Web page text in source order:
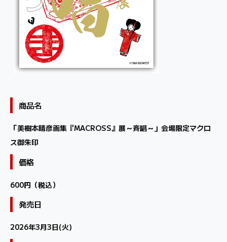
商品名
「美樹本晴彦画集『MACROSS』展～斉唱～」会場限定マクロ
ス御朱印
価格
600円（税込）
発売日
2026年3月3日(火)